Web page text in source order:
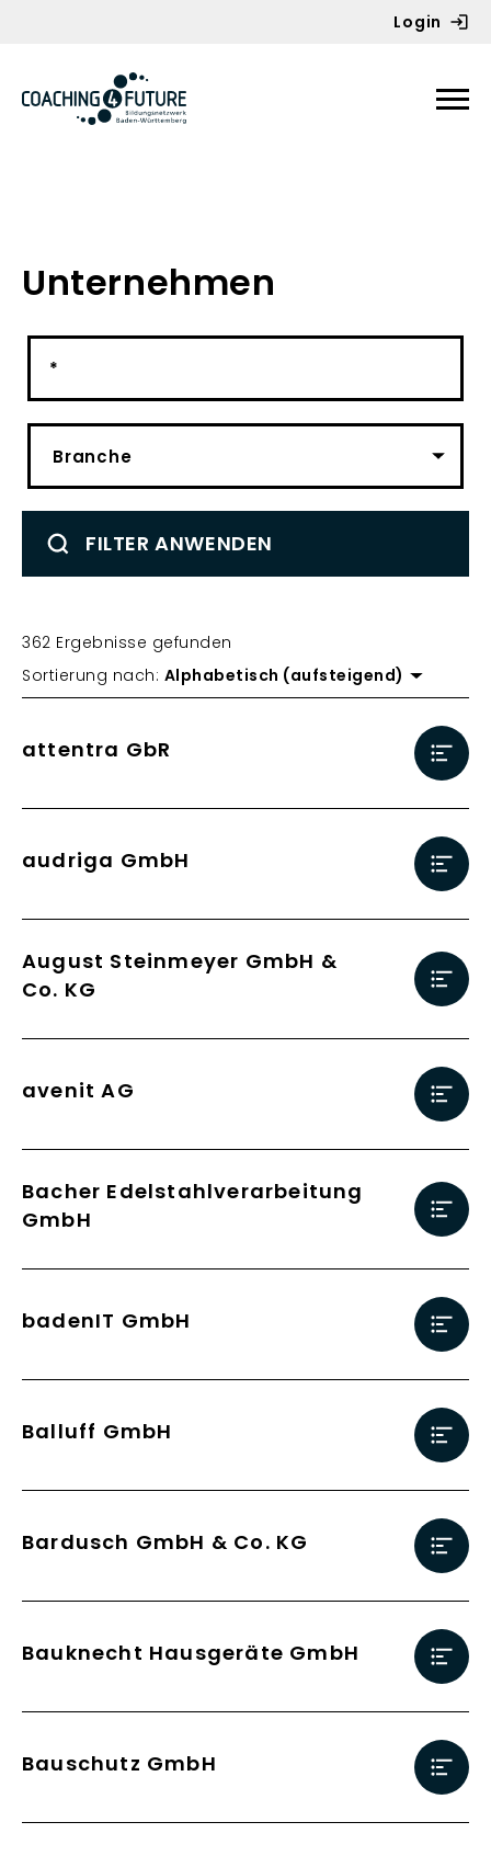
Login
Unternehmen
FILTER ANWENDEN
362 Ergebnisse gefunden
Sortierung nach: Alphabetisch (aufsteigend)
attentra GbR
audriga GmbH
August Steinmeyer GmbH &
Co. KG
avenit AG
Bacher Edelstahlverarbeitung
GmbH
badenIT GmbH
Balluff GmbH
Bardusch GmbH & Co. KG
Bauknecht Hausgeräte GmbH
Bauschutz GmbH